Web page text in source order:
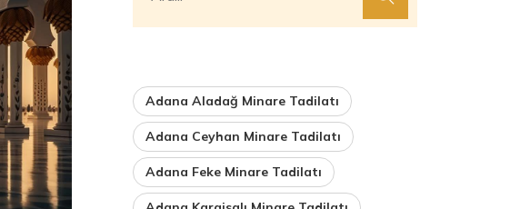
Adana Aladağ Minare Tadilatı
Adana Ceyhan Minare Tadilatı
Adana Feke Minare Tadilatı